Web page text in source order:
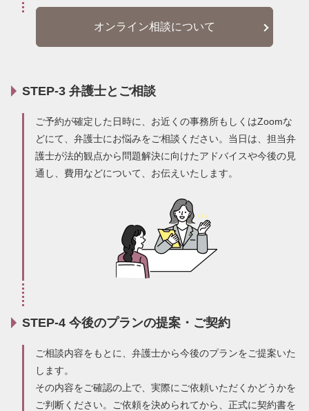
オンライン相談について
STEP-3 弁護士とご相談
ご予約が確定した日時に、お近くの事務所もしくはZoomな
どにて、弁護士にお悩みをご相談ください。当日は、担当弁
護士が法的観点から問題解決に向けたアドバイスや今後の見
通し、費用などについて、お伝えいたします。
STEP-4 今後のプランの提案・ご契約
ご相談内容をもとに、弁護士から今後のプランをご提案いた
します。
その内容をご確認の上で、実際にご依頼いただくかどうかを
ご判断ください。ご依頼を決められてから、正式に契約書を
平日9:30～21:00 / 土日祝9:30～
18:00
メール